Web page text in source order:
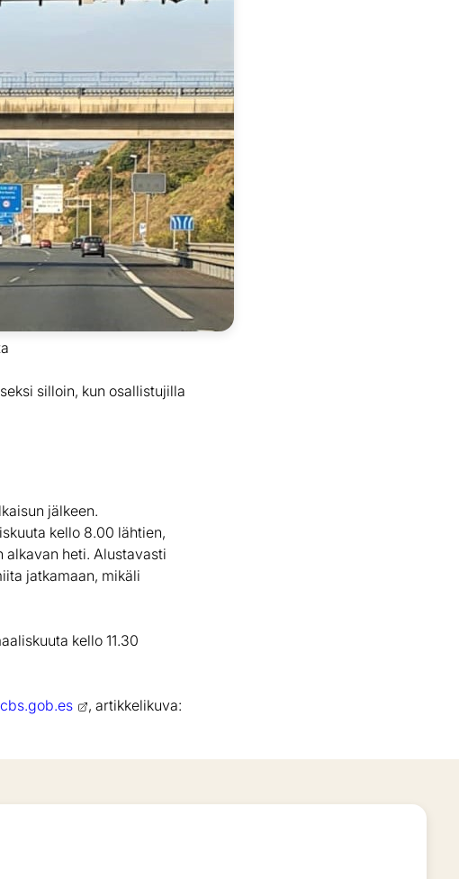
silloin, kun osallistujilla
jälkeen.
kello 8.00 lähtien,
heti. Alustavasti
jatkamaan, mikäli
kello 11.30
, artikkelikuva: